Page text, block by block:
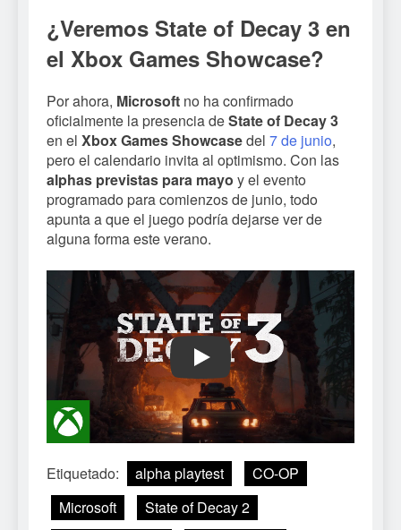
¿Veremos State of Decay 3 en
el Xbox Games Showcase?
Por ahora, Microsoft no ha confirmado
oficialmente la presencia deState of Decay 3
en el Xbox Games Showcasedel 7 de junio,
pero el calendario invita al optimismo. Con las
alphas previstas para mayo y el evento
programado para comienzos de junio, todo
apunta a que el juego podría dejarse ver de
alguna forma este verano.
Play
Etiquetado: alpha playtest
CO-OP
Microsoft
State of Decay 2